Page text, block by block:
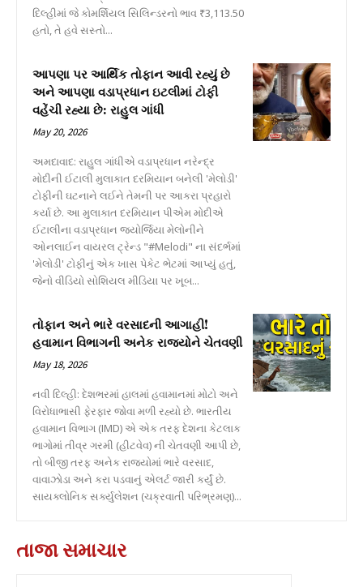
દિલ્હીમાં જે કોમર્શિયલ સિલિન્ડરનો ભાવ ₹3,113.50
હતો, તે હવે સસ્તો...
આપણા પર આર્થિક તોફાન આવી રહ્યું છે
અને આપણા વડાપ્રધાન ઇટલીમાં ટોફી
વહેંચી રહ્યા છે: રાહુલ ગાંધી
May 20, 2026
અમદાવાદ: રાહુલ ગાંધીએ વડાપ્રધાન નરેન્દ્ર
મોદીની ઈટાલી મુલાકાત દરમિયાન બનેલી 'મેલોડી'
ટોફીની ઘટનાને લઈને તેમની પર આકરા પ્રહારો
કર્યા છે. આ મુલાકાત દરમિયાન પીએમ મોદીએ
ઈટાલીના વડાપ્રધાન જ્યોર્જિયા મેલોનીને
ઓનલાઈન વાયરલ ટ્રેન્ડ "#Melodi" ના સંદર્ભમાં
'મેલોડી' ટોફીનું એક ખાસ પેકેટ ભેટમાં આપ્યું હતું,
જેનો વીડિયો સોશિયલ મીડિયા પર ખૂબ...
તોફાન અને ભારે વરસાદની આગાહી!
હવામાન વિભાગની અનેક રાજ્યોને ચેતવણી
May 18, 2026
નવી દિલ્હી: દેશભરમાં હાલમાં હવામાનમાં મોટો અને
વિરોધાભાસી ફેરફાર જોવા મળી રહ્યો છે. ભારતીય
હવામાન વિભાગ (IMD) એ એક તરફ દેશના કેટલાક
ભાગોમાં તીવ્ર ગરમી (હીટવેવ) ની ચેતવણી આપી છે,
તો બીજી તરફ અનેક રાજ્યોમાં ભારે વરસાદ,
વાવાઝોડા અને કરા પડવાનું એલર્ટ જારી કર્યું છે.
સાયક્લોનિક સર્ક્યુલેશન (ચક્રવાતી પરિભ્રમણ)...
તાજા સમાચાર